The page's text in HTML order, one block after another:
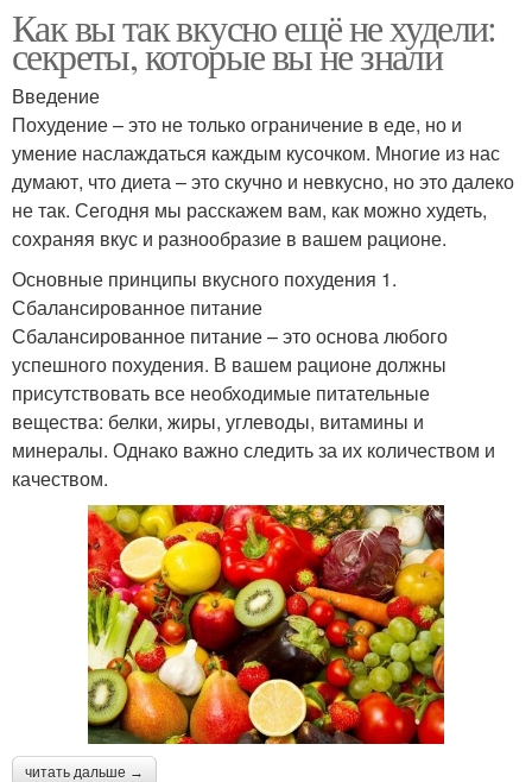
Как вы так вкусно ещё не худели:
секреты, которые вы не знали
Введение
Похудение – это не только ограничение в еде, но и
умение наслаждаться каждым кусочком. Многие из нас
думают, что диета – это скучно и невкусно, но это далеко
не так. Сегодня мы расскажем вам, как можно худеть,
сохраняя вкус и разнообразие в вашем рационе.
Основные принципы вкусного похудения 1.
Сбалансированное питание
Сбалансированное питание – это основа любого
успешного похудения. В вашем рационе должны
присутствовать все необходимые питательные
вещества: белки, жиры, углеводы, витамины и
минералы. Однако важно следить за их количеством и
качеством.
читать дальше →